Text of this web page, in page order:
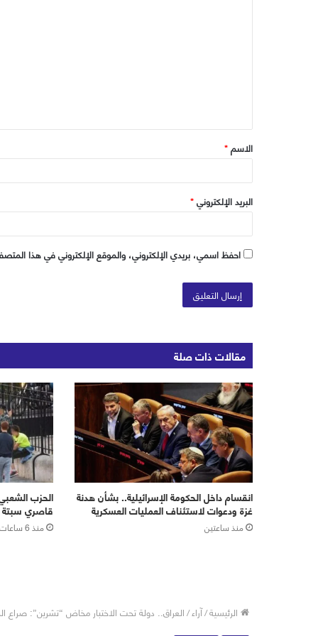
ق
*
الاسم*
البريد الإلكتروني*
احفظ اسمي، بريدي الإلكتروني، والموقع الإلكتروني في هذا
مقالات ذات صلة
انقسام داخل الحكومة الإسرائيلية.. بشأن هدنة
غزة ودعوات لاستئناف العمليات العسكرية
منذ ساعتين
الحزب
قاصري سبتة
منذ 6 ساعات